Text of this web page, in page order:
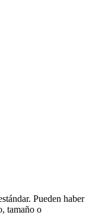
Pueden haber
tamaño o